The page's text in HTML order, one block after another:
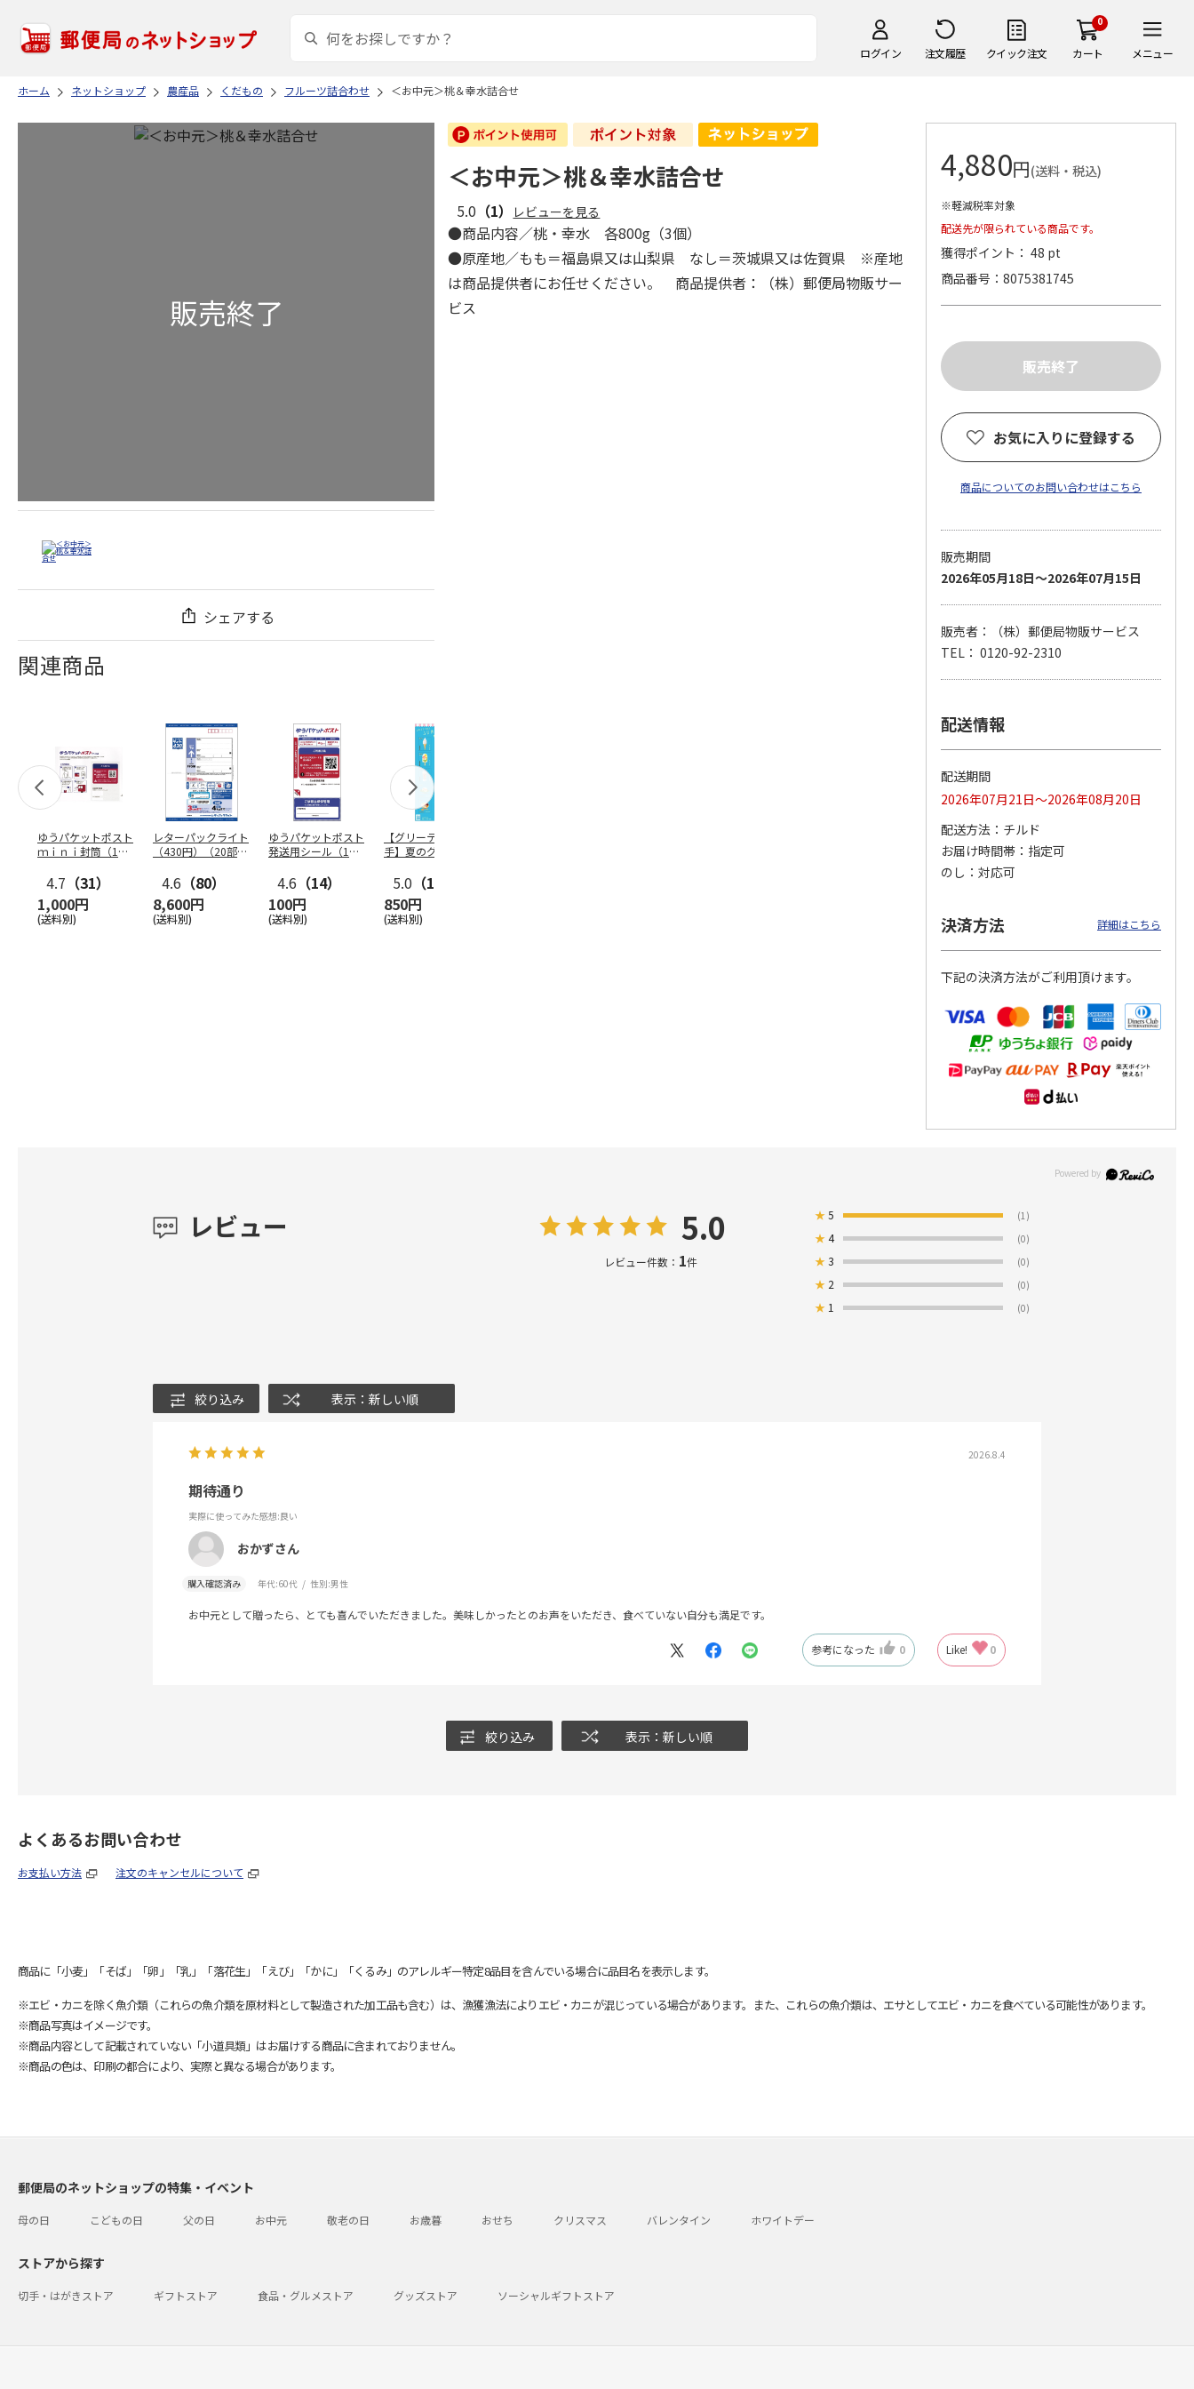
ログイン 注文履歴 クイック注文
0
カート メニュー
ホーム ネットショップ 農産品 くだもの フルーツ詰合わせ ＜お中元＞桃＆幸水詰合せ
シェアする
関連商品
ゆうパケットポスト
ｍｉｎｉ封筒（1個
4.7 （31）
1,000円
(送料別)
レターパックライト
（430円）（20部セ
4.6 （80）
8,600円
(送料別)
ゆうパケットポスト
発送用シール（1個
4.6 （14）
100円
(送料別)
【グリーティング切
手】夏のグリーティ
5.0 （10）
850円
(送料別)
【グリーティング切
手】グリーティング
（シンプル）（110
円…
4.8（11）
(送料別) (送料別)
＜お中元＞桃＆幸水詰合せ
5.0 （1） レビューを見る
●商品内容／桃・幸水 各800g（3個）
●原産地／もも＝福島県又は山梨県 なし＝茨城県又は佐賀県 ※産地
は商品提供者にお任せください。 商品提供者：（株）郵便局物販サー
ビス
4,880円(送料・税込)
※軽減税率対象
配送先が限られている商品です。
獲得ポイント： 48 pt
商品番号
8075381745
お気に入りに登録する
商品についてのお問い合わせはこちら
販売期間
2026年05月18日～2026年07月15日
販売者：（株）郵便局物販サービス
TEL： 0120-92-2310
配送情報
配送期間
2026年07月21日～2026年08月20日
配送方法
チルド
お届け時間帯
指定可
のし
対応可
決済方法 詳細はこちら
下記の決済方法がご利用頂けます。
レビュー 5.0
レビュー件数： 1件
★5 (1)
★4 (0)
★3 (0)
★ 2 (0)
★ 1 (0)
絞り込み 表示：新しい順
2026.8.4
期待通り
実際に使ってみた感想:良い
おかずさん
購入確認済み 年代:60代 性別:男性
お中元として贈ったら、とても喜んでいただきました。美味しかったとのお声をいただき、食べていない自分も満足です。
参考になった 0 Like! 0
絞り込み 表示：新しい順
よくあるお問い合わせ
お支払い方法 注文のキャンセルについて
商品に「小麦」「そば」「卵」「乳」「落花生」「えび」「かに」「くるみ」のアレルギー特定8品目を含んでいる場合に品目名を表示します。
※エビ・カニを除く魚介類（これらの魚介類を原材料として製造された加工品も含む）は、漁獲漁法によりエビ・カニが混じっている場合があります。また、これらの魚介類は、エサとしてエビ・カニを食べている可能性があります。
※商品写真はイメージです。
※商品内容として記載されていない「小道具類」はお届けする商品に含まれておりません。
※商品の色は、印刷の都合により、実際と異なる場合があります。
郵便局のネットショップの特集・イベント
母の日 こどもの日 父の日 お中元 敬老の日 お歳暮 おせち クリスマス バレンタイン ホワイトデー
ストアから探す
切手・はがきストア ギフトストア 食品・グルメストア グッズストア ソーシャルギフトストア